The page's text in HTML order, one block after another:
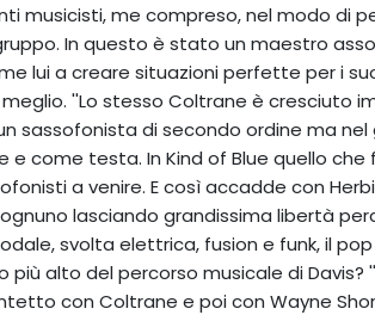
musicisti, me compreso, nel modo di
In questo è stato un maestro
lui a creare situazioni perfette per i
''Lo stesso Coltrane è cresciuto
sassofonista di secondo ordine ma
come testa. In Kind of Blue quello
a venire. E così accadde con
lasciando grandissima libertà
svolta elettrica, fusion e funk, il
alto del percorso musicale di Davis?
con Coltrane e poi con Wayne